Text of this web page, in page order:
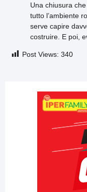
Una chiusura
tutto l’ambiente
serve capire
costruire. E poi,
Post Views: 340